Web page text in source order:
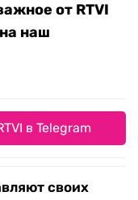
от RTVI
наш
в Telegram
своих